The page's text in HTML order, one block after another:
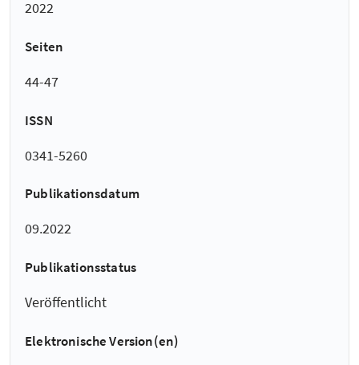
2022
Seiten
44-47
ISSN
0341-5260
Publikationsdatum
09.2022
Publikationsstatus
Veröffentlicht
Elektronische Version(en)